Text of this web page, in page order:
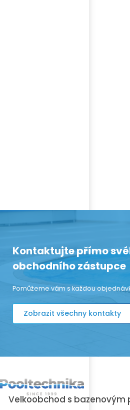
Kontaktujte přímo
obchodního zástupce
Pomůžeme vám s každou
Zobrazit všechny kontakty
Velkoobchod s bazenovým